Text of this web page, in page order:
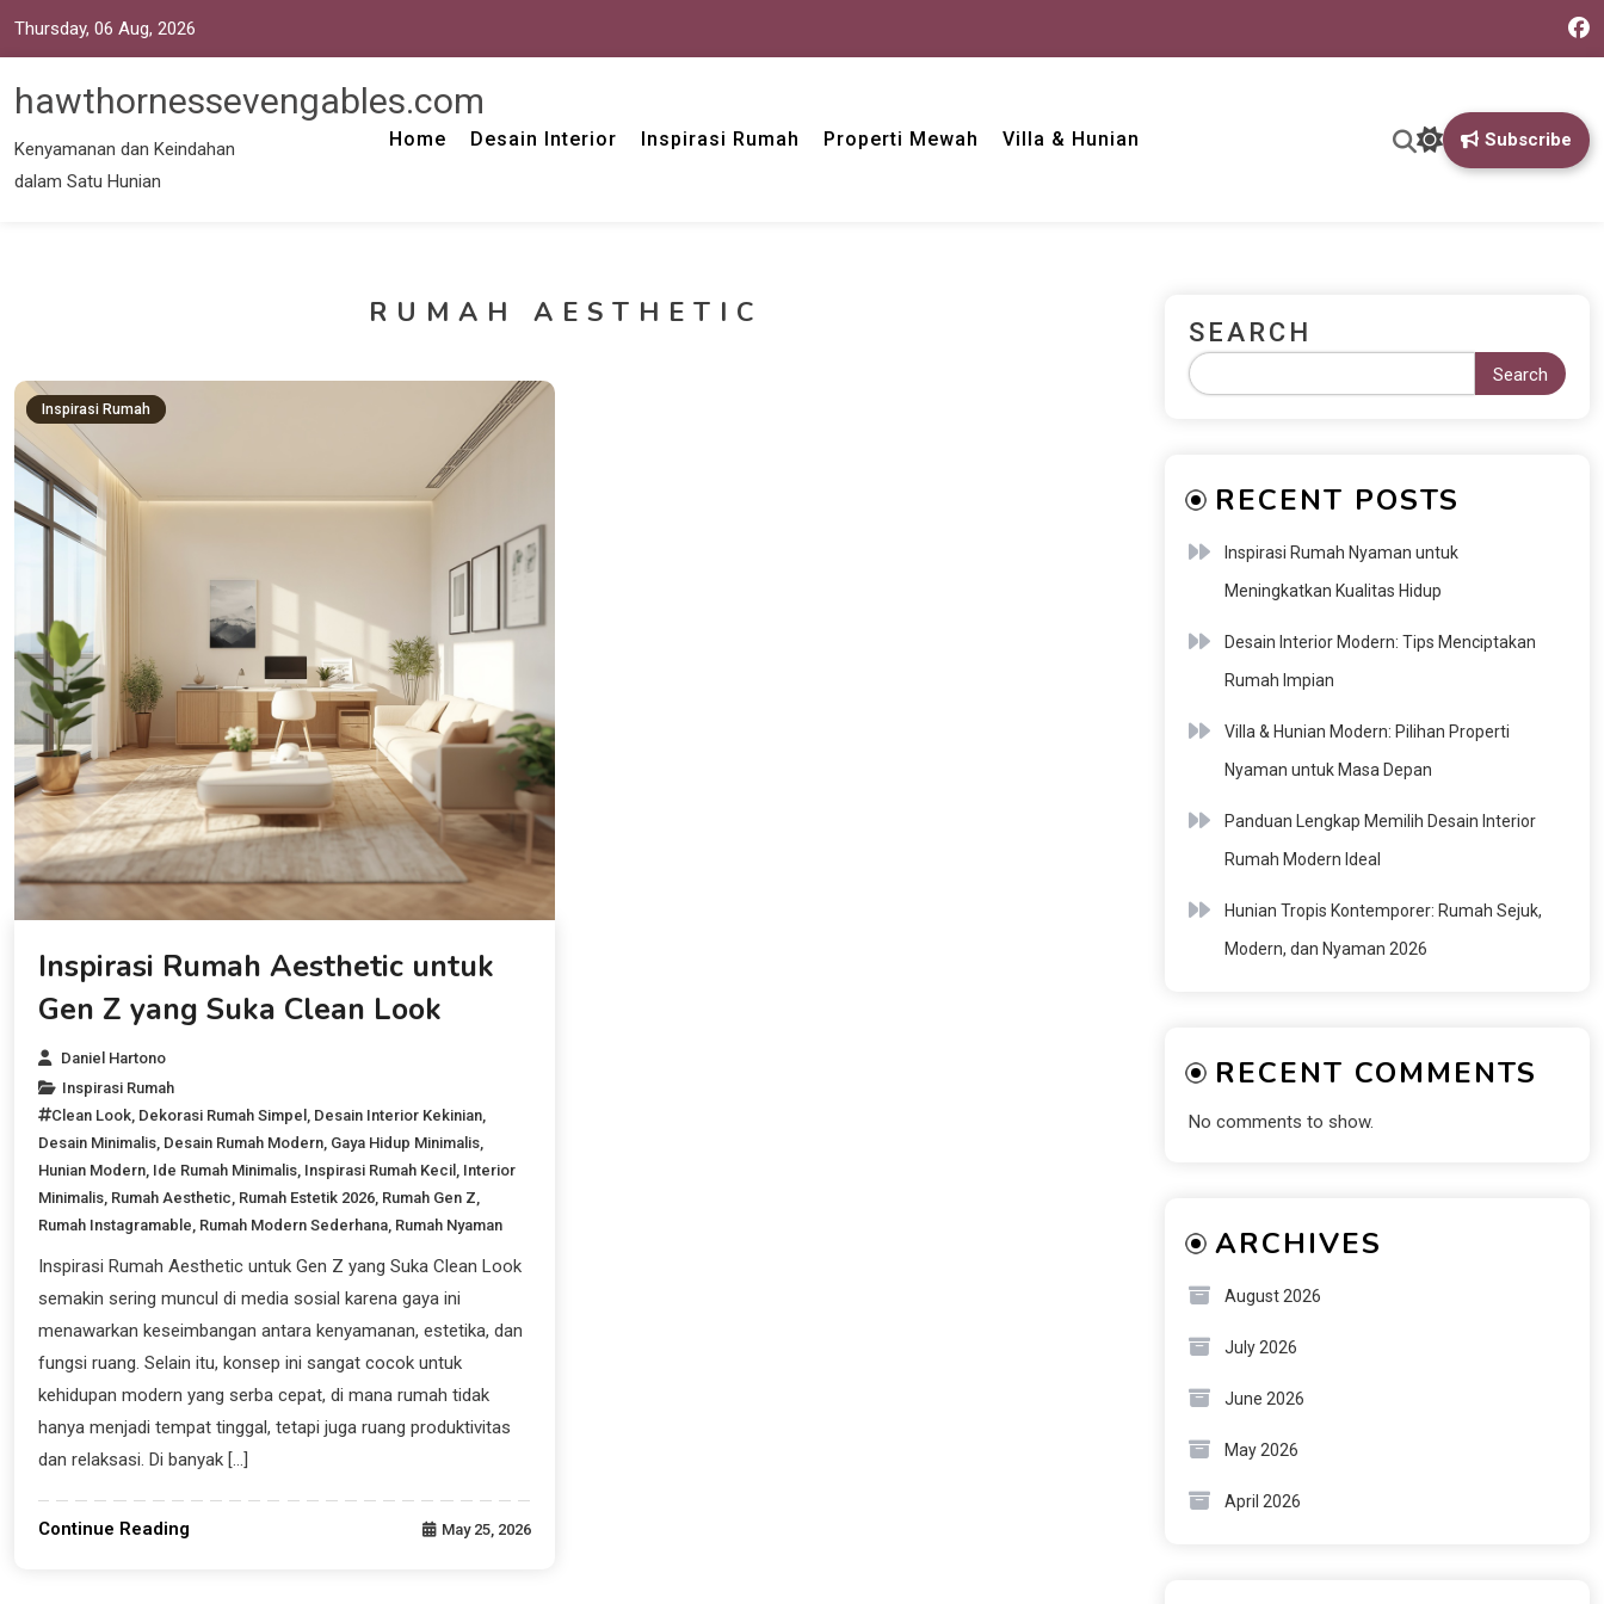
Thursday, 06 Aug, 2026
hawthornessevengables.com
Kenyamanan dan Keindahan
dalam Satu Hunian
Home Desain Interior Inspirasi Rumah Properti Mewah Villa & Hunian Subscribe
RUMAH AESTHETIC
Inspirasi Rumah
Inspirasi Rumah Aesthetic untuk
Gen Z yang Suka Clean Look
Daniel Hartono
Inspirasi Rumah
Clean Look, Dekorasi Rumah Simpel , Desain Interior Kekinian,
Desain Minimalis, Desain Rumah Modern, Gaya Hidup Minimalis,
Hunian Modern, Ide Rumah Minimalis, Inspirasi Rumah Kecil , Interior
Minimalis, Rumah Aesthetic, Rumah Estetik 2026, Rumah Gen Z,
Rumah Instagramable, Rumah Modern Sederhana, Rumah Nyaman
Inspirasi Rumah Aesthetic untuk Gen Z yang Suka Clean Look
semakin sering muncul di media sosial karena gaya ini
menawarkan keseimbangan antara kenyamanan, estetika, dan
fungsi ruang. Selain itu, konsep ini sangat cocok untuk
kehidupan modern yang serba cepat, di mana rumah tidak
hanya menjadi tempat tinggal, tetapi juga ruang produktivitas
dan relaksasi. Di banyak […]
Continue Reading May 25, 2026
SEARCH
Search
RECENT POSTS
Inspirasi Rumah Nyaman untuk
Meningkatkan Kualitas Hidup
Desain Interior Modern: Tips Menciptakan
Rumah Impian
Villa & Hunian Modern: Pilihan Properti
Nyaman untuk Masa Depan
Panduan Lengkap Memilih Desain Interior
Rumah Modern Ideal
Hunian Tropis Kontemporer: Rumah Sejuk,
Modern, dan Nyaman 2026
RECENT COMMENTS
No comments to show.
ARCHIVES
August 2026
July 2026
June 2026
May 2026
April 2026